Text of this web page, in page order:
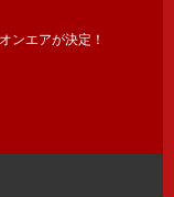
ンエアが決定！